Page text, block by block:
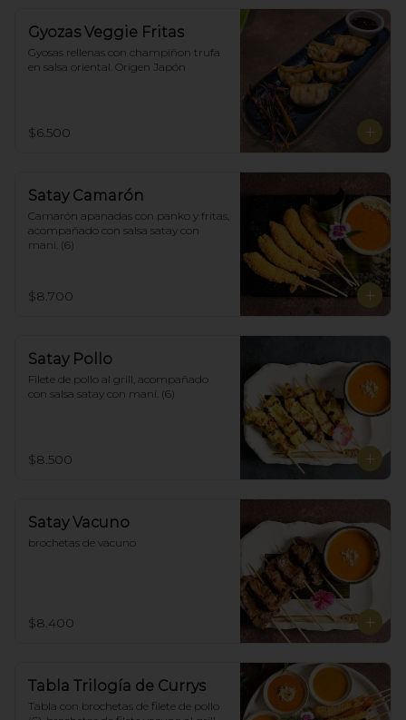
Gyozas Veggie Fritas
Gyosas rellenas con champiñon trufa
en salsa oriental. Origen Japón
$6.500
Satay Camarón
Camarón apanadas con panko y fritas,
acompañado con salsa satay con
maní. (6)
$8.700
Satay Pollo
Filete de pollo al grill, acompañado
con salsa satay con maní. (6)
$8.500
Satay Vacuno
brochetas de vacuno
$8.400
Tabla Trilogía de Currys
Tabla con brochetas de filete de pollo